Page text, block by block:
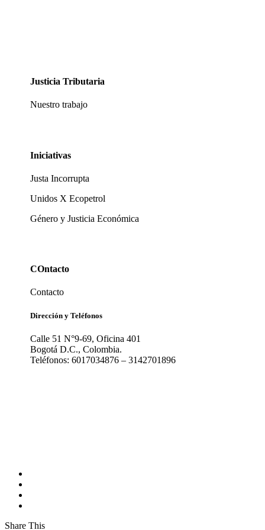
Justicia Tributaria
Nuestro trabajo
Iniciativas
Justa Incorrupta
Unidos X Ecopetrol
Género y Justicia Económica
COntacto
Contacto
Dirección y Teléfonos
Calle 51 N°9-69, Oficina 401
Bogotá D.C., Colombia.
Teléfonos: 6017034876 – 3142701896
Share This